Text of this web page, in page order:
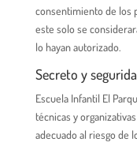
consentimiento de los
este solo se
lo hayan autorizado.
Secreto y
Escuela Infantil El
técnicas y
adecuado al riesgo de